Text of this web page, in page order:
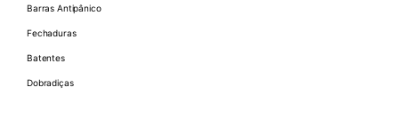
Barras Antipânico
Fechaduras
Batentes
Dobradiças